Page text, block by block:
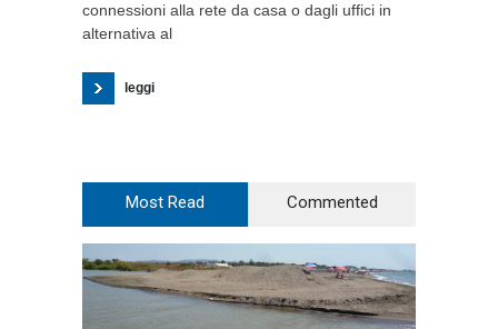
connessioni alla rete da casa o dagli uffici in
alternativa al
leggi
Most Read Commented